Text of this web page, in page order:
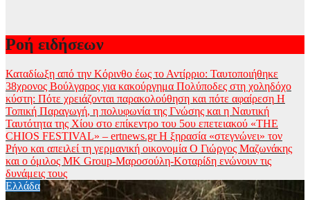
Ροή ειδήσεων
Καταδίωξη από την Κόρινθο έως το Αντίρριο: Ταυτοποιήθηκε
38χρονος Βούλγαρος για κακούργημα Πολύποδες στη χοληδόχο
κύστη: Πότε χρειάζονται παρακολούθηση και πότε αφαίρεση Η
Τοπική Παραγωγή, η πολυφωνία της Γνώσης και η Ναυτική
Ταυτότητα της Χίου στο επίκεντρο του 5ου επετειακού «THE
CHIOS FESTIVAL» – ertnews.gr Η ξηρασία «στεγνώνει» τον
Ρήνο και απειλεί τη γερμανική οικονομία Ο Γιώργος Μαζωνάκης
και o όμιλος ΜΚ Group-Μαροσούλη-Κοταρίδη ενώνουν τις
δυνάμεις τους
Ελλάδα